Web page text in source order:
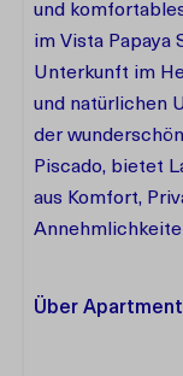
und
im Vista Papaya
Unterkunft im
und natürlichen
der
Piscado, bietet
aus Komfort,
Über